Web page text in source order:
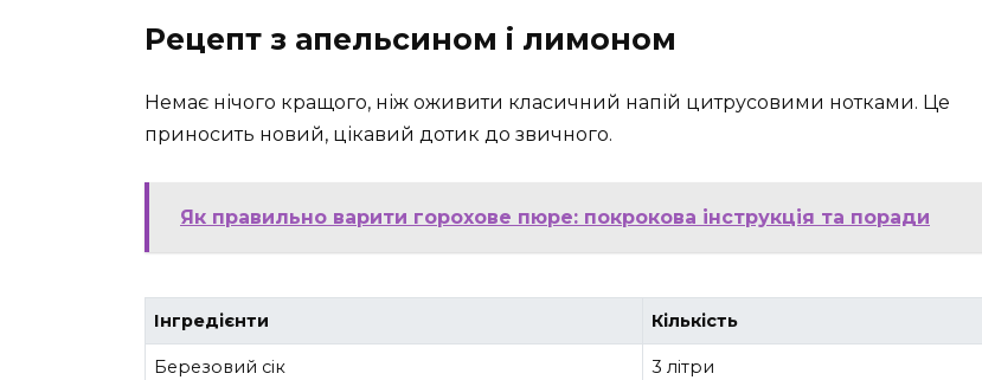
Рецепт з апельсином і лимоном
Немає нічого кращого, ніж оживити класичний напій цитрусовими нотками. Це
приносить новий, цікавий дотик до звичного.
Як правильно варити горохове пюре: покрокова інструкція та поради
Інгредієнти Кількість
Березовий сік 3 літри